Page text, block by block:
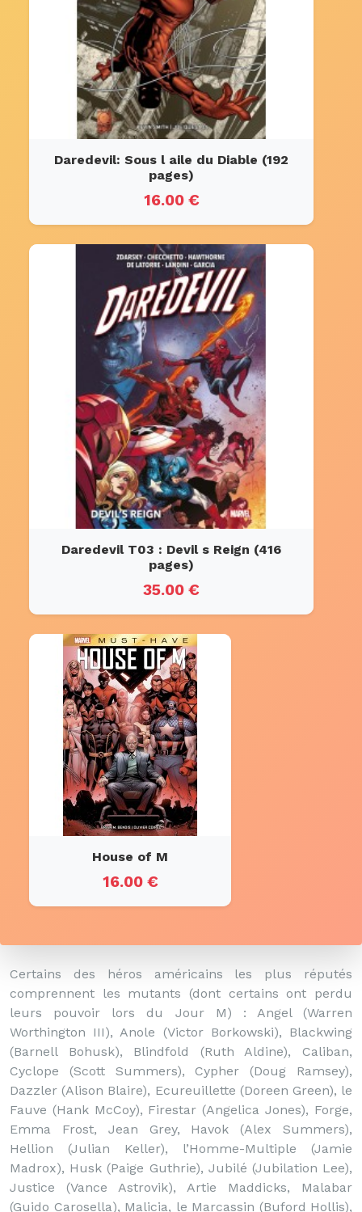
Daredevil: Sous l aile du Diable (192
pages)
16.00 €
Daredevil T03 : Devil s Reign (416
pages)
35.00 €
House of M
16.00 €
Certains des héros américains les plus réputés
comprennent les mutants (dont certains ont perdu
leurs pouvoir lors du Jour M) : Angel (Warren
Worthington III), Anole (Victor Borkowski), Blackwing
(Barnell Bohusk), Blindfold (Ruth Aldine), Caliban,
Cyclope (Scott Summers), Cypher (Doug Ramsey),
Dazzler (Alison Blaire), Ecureuillette (Doreen Green), le
Fauve (Hank McCoy), Firestar (Angelica Jones), Forge,
Emma Frost, Jean Grey, Havok (Alex Summers),
Hellion (Julian Keller), l’Homme-Multiple (Jamie
Madrox), Husk (Paige Guthrie), Jubilé (Jubilation Lee),
Justice (Vance Astrovik), Artie Maddicks, Malabar
(Guido Carosella), Malicia, le Marcassin (Buford Hollis),